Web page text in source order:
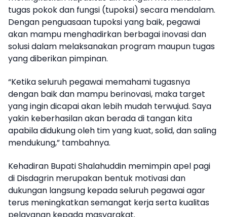
tugas pokok dan fungsi (tupoksi) secara mendalam.
Dengan penguasaan tupoksi yang baik, pegawai
akan mampu menghadirkan berbagai inovasi dan
solusi dalam melaksanakan program maupun tugas
yang diberikan pimpinan.
“Ketika seluruh pegawai memahami tugasnya
dengan baik dan mampu berinovasi, maka target
yang ingin dicapai akan lebih mudah terwujud. Saya
yakin keberhasilan akan berada di tangan kita
apabila didukung oleh tim yang kuat, solid, dan saling
mendukung,” tambahnya.
Kehadiran Bupati Shalahuddin memimpin apel pagi
di Disdagrin merupakan bentuk motivasi dan
dukungan langsung kepada seluruh pegawai agar
terus meningkatkan semangat kerja serta kualitas